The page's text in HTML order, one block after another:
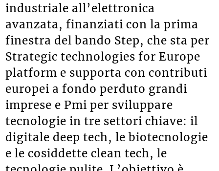
industriale all’elettronica
avanzata, finanziati con la prima
finestra del bando Step, che sta per
Strategic technologies for Europe
platform e supporta con contributi
europei a fondo perduto grandi
imprese e Pmi per sviluppare
tecnologie in tre settori chiave: il
digitale deep tech, le biotecnologie
e le cosiddette clean tech, le